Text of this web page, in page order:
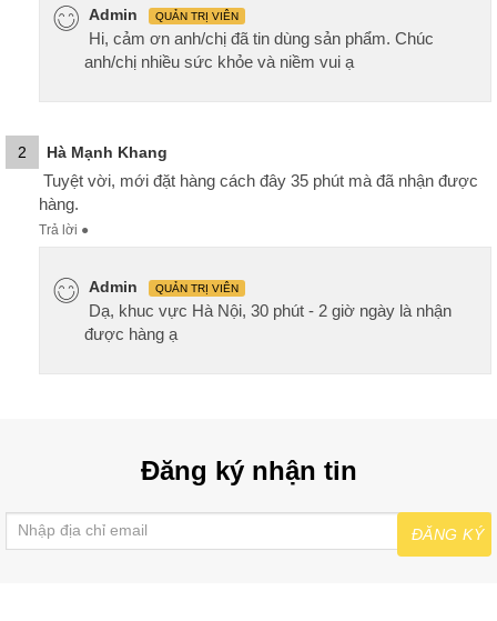
Admin QUẢN TRỊ VIÊN
Hi, cảm ơn anh/chị đã tin dùng sản phẩm. Chúc
anh/chị nhiều sức khỏe và niềm vui ạ
2 Hà Mạnh Khang
Tuyệt vời, mới đặt hàng cách đây 35 phút mà đã nhận được
hàng.
Trả lời ●
Admin QUẢN TRỊ VIÊN
Dạ, khuc vực Hà Nội, 30 phút - 2 giờ ngày là nhận
được hàng ạ
Đăng ký nhận tin
ĐĂNG KÝ